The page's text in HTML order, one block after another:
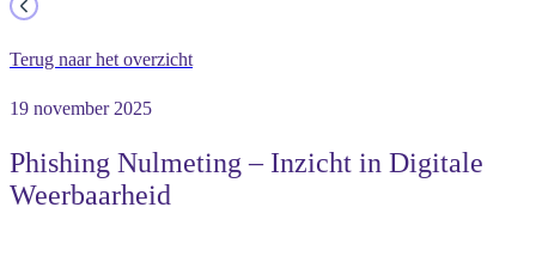
Terug naar het overzicht
19 november 2025
Phishing Nulmeting – Inzicht in Digitale
Weerbaarheid